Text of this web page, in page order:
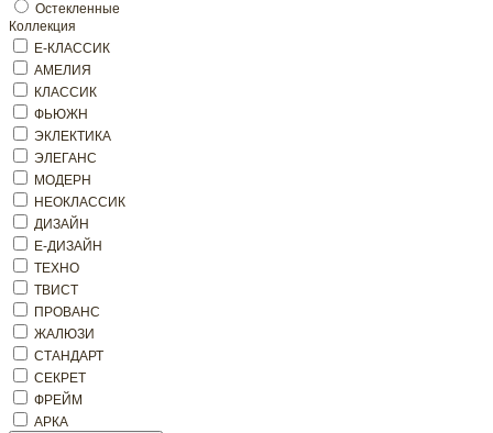
Остекленные
Коллекция
Е-КЛАССИК
АМЕЛИЯ
КЛАССИК
ФЬЮЖН
ЭКЛЕКТИКА
ЭЛЕГАНС
МОДЕРН
НЕОКЛАССИК
ДИЗАЙН
Е-ДИЗАЙН
ТЕХНО
ТВИСТ
ПРОВАНС
ЖАЛЮЗИ
СТАНДАРТ
СЕКРЕТ
ФРЕЙМ
АРКА